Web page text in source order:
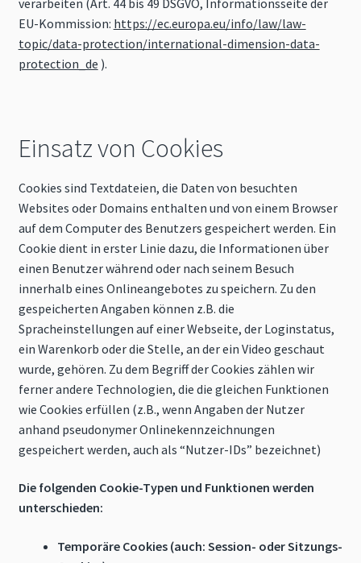
verarbeiten (Art. 44 bis 49 DSGVO, Informationsseite der
EU-Kommission: https://ec.europa.eu/info/law/law-
topic/data-protection/international-dimension-data-
protection_de ).
Einsatz von Cookies
Cookies sind Textdateien, die Daten von besuchten
Websites oder Domains enthalten und von einem Browser
auf dem Computer des Benutzers gespeichert werden. Ein
Cookie dient in erster Linie dazu, die Informationen über
einen Benutzer während oder nach seinem Besuch
innerhalb eines Onlineangebotes zu speichern. Zu den
gespeicherten Angaben können z.B. die
Spracheinstellungen auf einer Webseite, der Loginstatus,
ein Warenkorb oder die Stelle, an der ein Video geschaut
wurde, gehören. Zu dem Begriff der Cookies zählen wir
ferner andere Technologien, die die gleichen Funktionen
wie Cookies erfüllen (z.B., wenn Angaben der Nutzer
anhand pseudonymer Onlinekennzeichnungen
gespeichert werden, auch als “Nutzer-IDs” bezeichnet)
Die folgenden Cookie-Typen und Funktionen werden
unterschieden:
Temporäre Cookies (auch: Session- oder Sitzungs-